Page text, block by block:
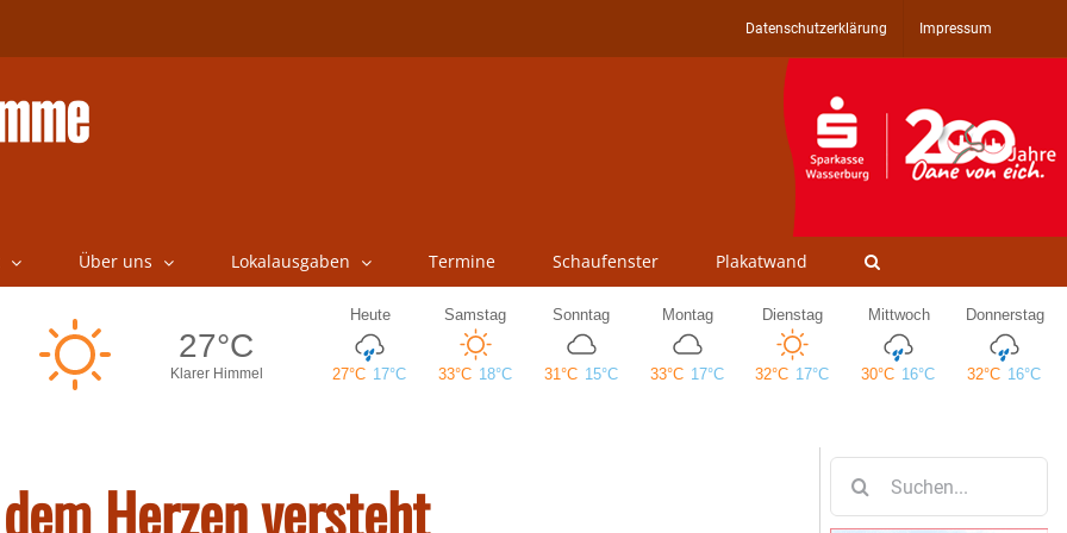
Datenschutzerklärung Impressum
Über uns Lokalausgaben Termine Schaufenster Plakatwand
Herzen versteht
nach: